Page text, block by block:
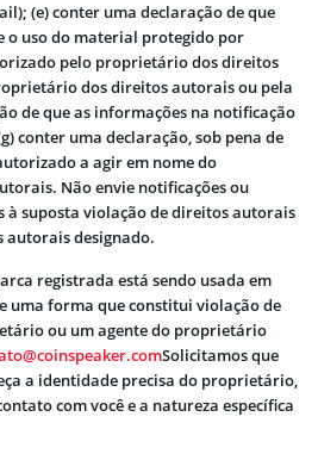
(e) conter uma declaração de que
o uso do material protegido por
pelo proprietário dos direitos
dos direitos autorais ou pela
de que as informações na notificação
conter uma declaração, sob pena de
a agir em nome do
Não envie notificações ou
à suposta violação de direitos autorais
autorais designado.
registrada está sendo usada em
uma forma que constitui violação de
ou um agente do proprietário
Solicitamos que
a identidade precisa do proprietário,
com você e a natureza específica